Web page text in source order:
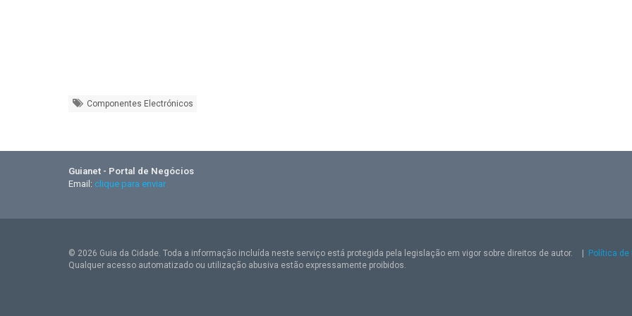
Componentes Electrónicos
Guianet - Portal de Negócios
Email: clique para enviar
© 2026 Guia da Cidade. Toda a informação incluída neste serviço está protegida pela legislação em vigor sobre direitos de autor.
Política de
Qualquer acesso automatizado ou utilização abusiva estão expressamente proibidos.